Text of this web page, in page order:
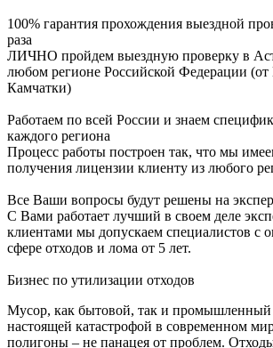
100% гарантия прохождения выездной
раза
ЛИЧНО пройдем выездную проверку в
любом регионе Российской Федерации
Камчатки)
Работаем по всей России и знаем
каждого региона
Процесс работы построен так, что мы
получения лицензии клиенту из любого
Все Ваши вопросы будут решены на
С Вами работает лучший в своем деле
клиентами мы допускаем специалистов с
сфере отходов и лома от 5 лет.
Бизнес по утилизации отходов
Мусор, как бытовой, так и промышленный
настоящей катастрофой в современном
полигоны – не панацея от проблем.